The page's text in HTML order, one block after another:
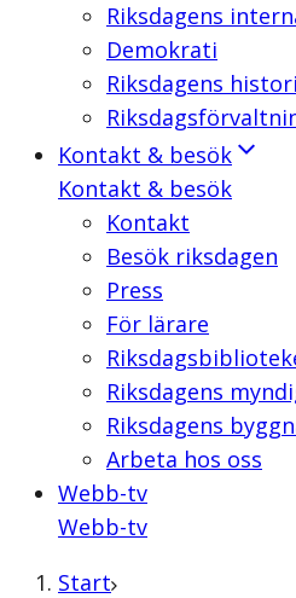
Riksdagens
Demokrati
Riksdagens
Kontakt & besök
Kontakt & besök
Kontakt
Besök riksdagen
Press
För lärare
Riksdagens
Riksdagens
Arbeta hos oss
Webb-tv
Webb-tv
Start